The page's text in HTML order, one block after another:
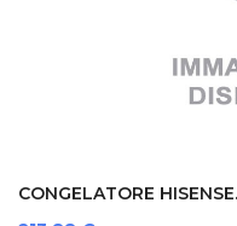
CONGELATORE